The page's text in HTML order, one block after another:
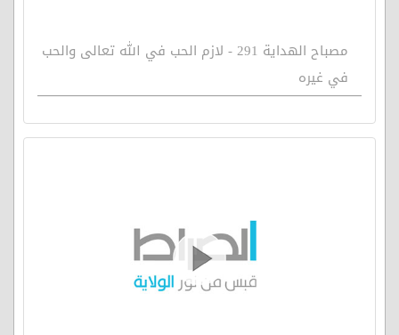
مصباح الهداية 291 - لازم الحب في الله تعالى والحب
في غيره